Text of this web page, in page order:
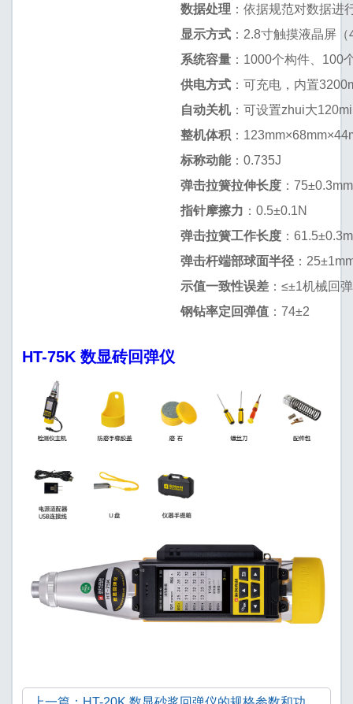
数据处理 ：依据规范对数据进
显示方式 ：2.8寸触摸液晶屏
系统容量 ：1000个构件、100
供电方式 ：可充电，内置
自动关机 ：可设置zhui大
整机体积 ：
标称动能：0.735J
弹击拉簧拉伸长度 ：75±0.3mm
指针摩擦力 ：0.5±0.1N
弹击拉簧工作长度 ：
弹击杆端部球面半径 ：
示值一致性误差 ：≤±1机械回
钢钻率定回弹值 ：74±2
HT-75K 数显砖回弹仪